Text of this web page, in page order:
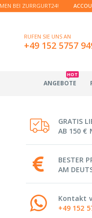
BEI ZURRGURT24!
RUFEN SIE UNS AN
+49 152 5757
ANGEBOTE
HOT
GRATIS
AB 150 €
BESTER
AM
Kontakt
+49 152